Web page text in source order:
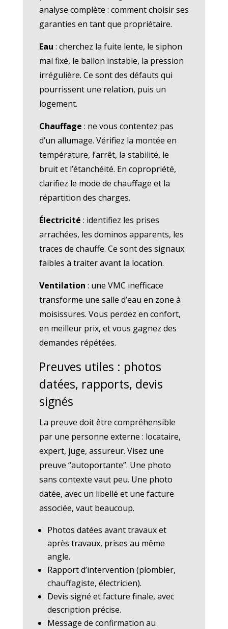
analyse complète : comment choisir ses
garanties en tant que propriétaire.
Eau : cherchez la fuite lente, le siphon
mal fixé, le ballon instable, la pression
irrégulière. Ce sont des défauts qui
pourrissent une relation, puis un
logement.
Chauffage : ne vous contentez pas
d’un allumage. Vérifiez la montée en
température, l’arrêt, la stabilité, le
bruit et l’étanchéité. En copropriété,
clarifiez le mode de chauffage et la
répartition des charges.
Électricité : identifiez les prises
arrachées, les dominos apparents, les
traces de chauffe. Ce sont des signaux
faibles à traiter avant la location.
Ventilation : une VMC inefficace
transforme une salle d’eau en zone à
moisissures. Vous perdez en confort,
en meilleur prix, et vous gagnez des
demandes répétées.
Preuves utiles : photos
datées, rapports, devis
signés
La preuve doit être compréhensible
par une personne externe : locataire,
expert, juge, assureur. Visez une
preuve “autoportante”. Une photo
sans contexte vaut peu. Une photo
datée, avec un libellé et une facture
associée, vaut beaucoup.
Photos datées avant travaux et
après travaux, prises au même
angle.
Rapport d’intervention (plombier,
chauffagiste, électricien).
Devis signé et facture finale, avec
description précise.
Message de confirmation au